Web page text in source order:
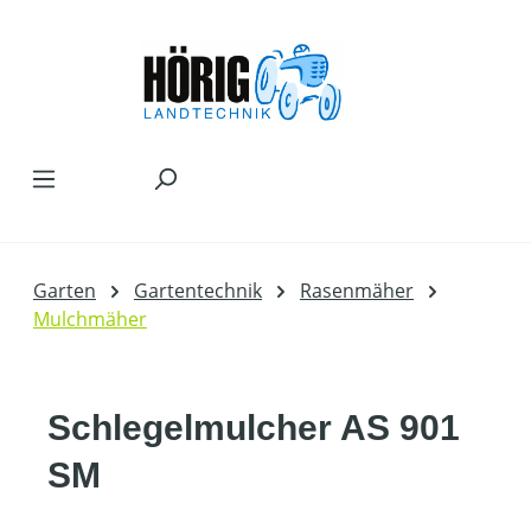
Garten Gartentechnik
Rasenmäher
Mulchmäher
Schlegelmulcher AS 901
SM